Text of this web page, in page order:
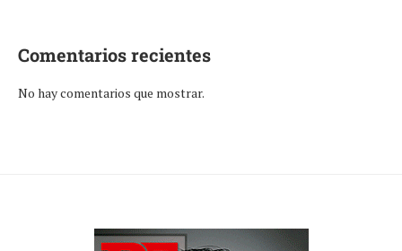
Comentarios recientes
No hay comentarios que mostrar.